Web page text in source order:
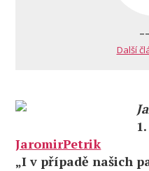
Další
JaromirPetrik
„I v případě našich